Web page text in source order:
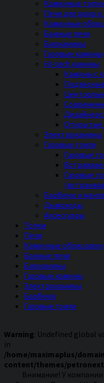
Каминные топки
Печи для дома и
Каминные
Банные печи
Биокамины
Газовые камины
Hi-tech камины
Камины с
Открытые
Электрокамины
Газовые грили
Газовые
Газовые
Барбекю и
Дымоходы
Аксессуары
Топки
Печи
Каминные облицовки
Банные печи
Биокамины
Газовые камины
Электрокамины
Барбекю
Газовые грили
Warning: Undefined global
in
/home/maximaplus/
content/themes/
Внимание! У